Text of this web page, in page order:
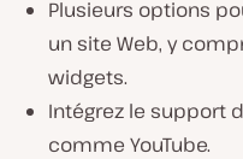
Plusieurs options
un site Web, y
widgets.
Intégrez le support
comme YouTube.